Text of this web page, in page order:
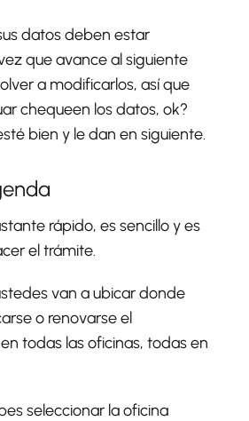
datos deben estar
que avance al siguiente
a modificarlos, así que
chequeen los datos, ok?
bien y le dan en siguiente.
rápido, es sencillo y es
el trámite.
van a ubicar donde
o renovarse el
todas las oficinas, todas en
seleccionar la oficina